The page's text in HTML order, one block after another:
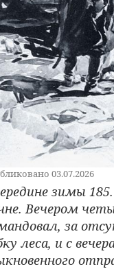
03.07.2026
зимы
Вечером
за
леса, и с